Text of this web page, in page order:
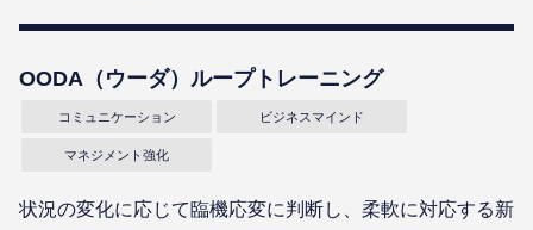
OODA（ウーダ）ループトレーニング
コミュニケーション ビジネスマインド
マネジメント強化
状況の変化に応じて臨機応変に判断し、柔軟に対応する新